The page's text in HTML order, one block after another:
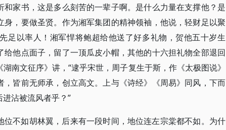
家书，这是多么刻苦的一辈子啊。是什么力量在支撑他？是
，要做圣贤。作为湘军集团的精神领袖，他说，轻财足以聚
足以率人！湘军悍将鲍超给他送了好多礼物，贺他五十岁生
他点面子，留了一顶瓜皮小帽，其他的十六担礼物全部退回
南文征序》讲，“逮乎宋世，周子复生于斯，作《太极图说》
，皆前无师承，创立高文。上与《诗经》《周易》同风，下而
沾被流风者乎？”
不如胡林翼，后来有一段时间，地位连左宗棠都不如。为什